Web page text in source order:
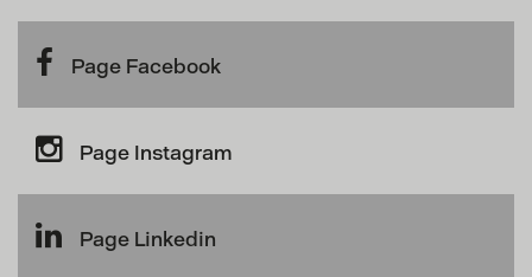
Page Facebook
Page Instagram
Page Linkedin